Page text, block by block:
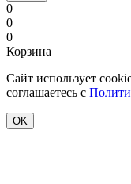
0
0
0
Корзина
Сайт использует
соглашаетесь с
OK